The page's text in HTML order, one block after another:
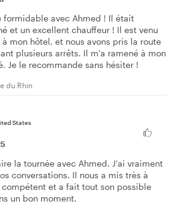
formidable avec Ahmed ! Il était
et un excellent chauffeur ! Il est venu
mon hôtel, et nous avons pris la route
plusieurs arrêts. Il m'a ramené à mon
Je le recommande sans hésiter !
du Rhin
States
la tournée avec Ahmed. J'ai vraiment
conversations. Il nous a mis très à
et a fait tout son possible
un bon moment.